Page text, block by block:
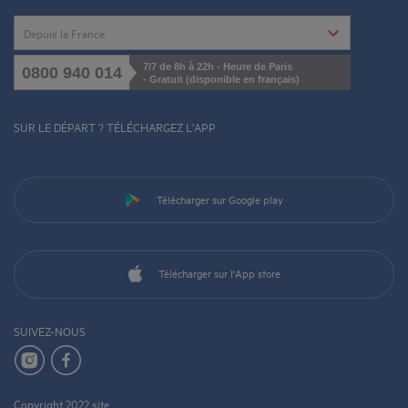
Depuis la France
0800 940 014
7/7 de 8h à 22h - Heure de Paris
- Gratuit (disponible en français)
SUR LE DÉPART ? TÉLÉCHARGEZ L'APP
Télécharger sur Google play
Télécharger sur l'App store
SUIVEZ-NOUS
Copyright 2022 site